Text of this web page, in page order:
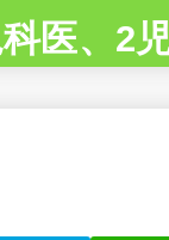
医、2